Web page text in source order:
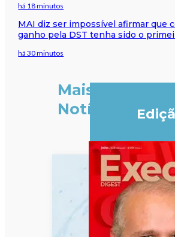
há 18 minutos
MAI diz ser impossível afirmar que
ganho pela DST tenha sido o
há 30 minutos
Mais
Notícias